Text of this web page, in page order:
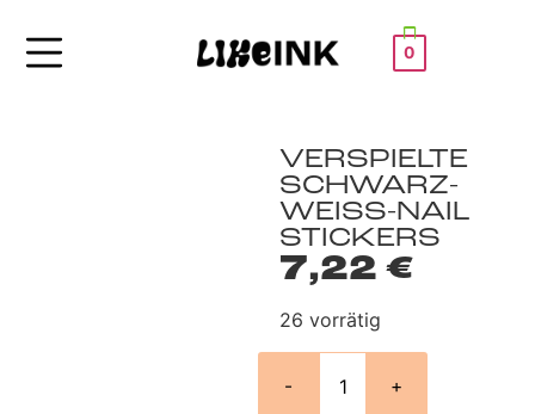
0
VERSPIELTE
SCHWARZ-
WEISS-NAIL S
TICKERS
7,22 €
26 vorrätig
- +